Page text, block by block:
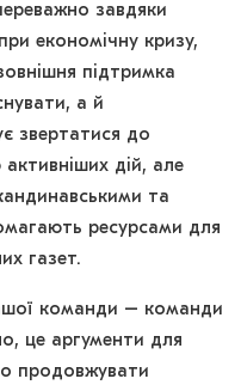
завдяки
економічну кризу,
підтримка
а й
звертатися до
дій, але
та
ресурсами для
газет.
команди – команди
це аргументи для
продовжувати